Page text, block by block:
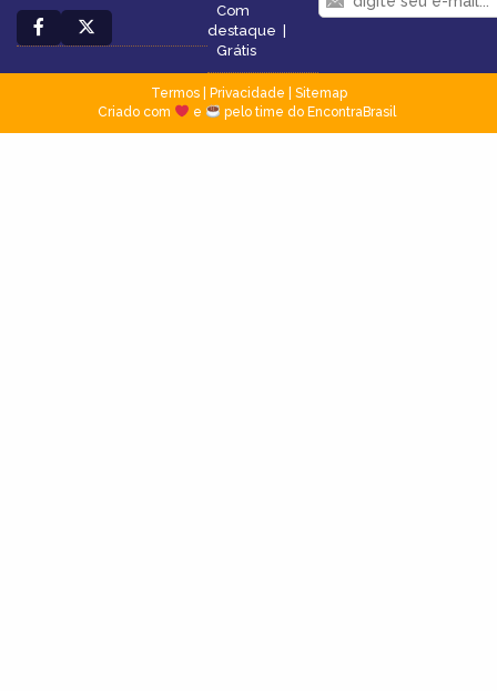
Com
destaque |
Grátis
Termos| Privacidade
Sitemap
Criado com
e pelo time do EncontraBrasil